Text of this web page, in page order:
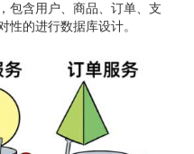
包含用户、商品、订单、支
性的进行数据库设计。